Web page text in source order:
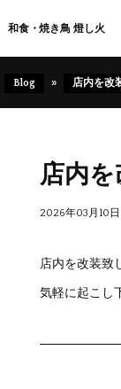
和食・焼き鳥 燈し火
Blog » 店内を改
店内
2026年03月10日
店内を改装致
気軽に起こし